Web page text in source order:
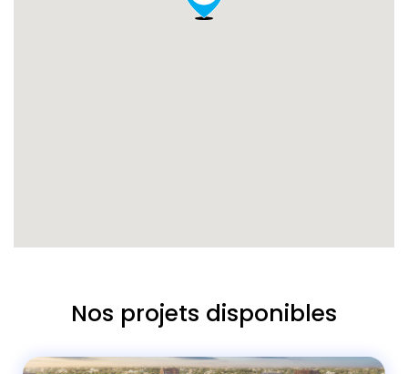
Nos projets disponibles